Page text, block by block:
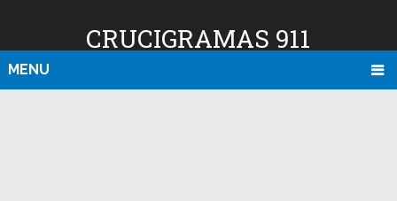
CRUCIGRAMAS 911
MENU